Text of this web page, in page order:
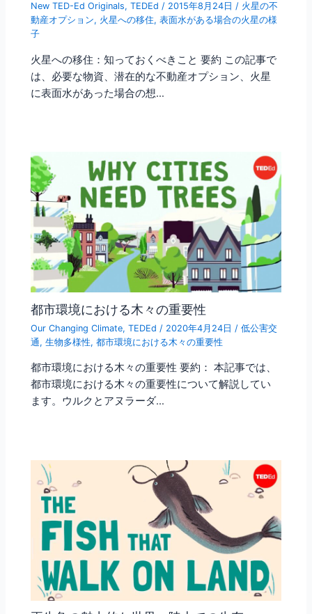
New TED-Ed Originals,TEDEd / 2015年8月24日/ 火星の不
動産オプション, 火星への移住,表面水がある場合の火星の様
子
火星への移住：知っておくべきこと 要約 この記事で
は、必要な物資、潜在的な不動産オプション、火星
に表面水があった場合の想…
都市環境における木々の重要性
Our Changing Climate,TEDEd / 2020年4月24日 /低公害交
通,生物多様性,都市環境における木々の重要性
都市環境における木々の重要性 要約： 本記事では、
都市環境における木々の重要性について解説してい
ます。ウルクとアヌラーダ…